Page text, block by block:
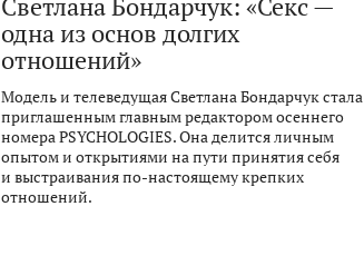
Светлана Бондарчук: «Секс —
одна из основ долгих
отношений»
Модель и телеведущая Светлана Бондарчук стала
приглашенным главным редактором осеннего
номера PSYCHOLOGIES. Она делится личным
опытом и открытиями на пути принятия себя
и выстраивания по-настоящему крепких
отношений.